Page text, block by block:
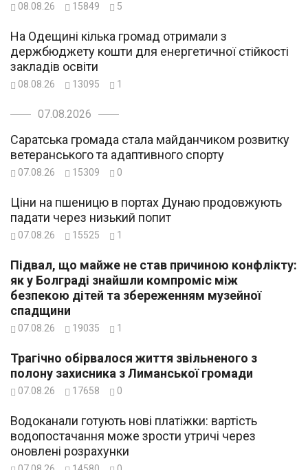
08.08.26 15849 5
На Одещині кілька громад отримали з
держбюджету кошти для енергетичної стійкості
закладів освіти
08.08.26 13095 1
07.08.2026
Саратська громада стала майданчиком розвитку
ветеранського та адаптивного спорту
07.08.26 15309 0
Ціни на пшеницю в портах Дунаю продовжують
падати через низький попит
07.08.26 15525 1
Підвал, що майже не став причиною конфлікту:
як у Болграді знайшли компроміс між
безпекою дітей та збереженням музейної
спадщини
07.08.26 19035 1
Трагічно обірвалося життя звільненого з
полону захисника з Лиманської громади
07.08.26 17658 0
Водоканали готують нові платіжки: вартість
водопостачання може зрости утричі через
оновлені розрахунки